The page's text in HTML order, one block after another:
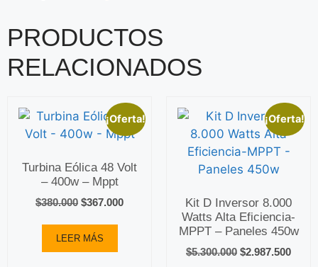
PRODUCTOS
RELACIONADOS
¡Oferta!
Turbina Eólica 48 Volt
– 400w – Mppt
$380.000 $367.000
LEER MÁS
¡Oferta!
Kit D Inversor 8.000
Watts Alta Eficiencia-
MPPT – Paneles 450w
$5.300.000 $2.987.500